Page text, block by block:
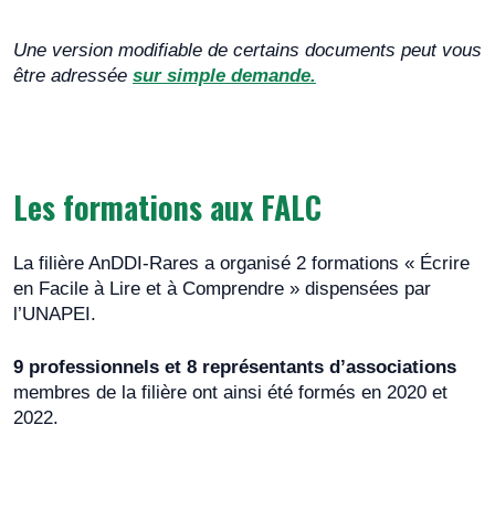
Transition
Professionnels Parcours de soins
Mallette « Je comprends ma différence »
Rares / DéfiScience et l’Association Française du
Syndrome d’Angelman
Une version modifiable de certains documents peut vous
être adressée sur simple demande.
Les formations aux FALC
La filière AnDDI-Rares a organisé 2 formations « Écrire
en Facile à Lire et à Comprendre » dispensées par
l’UNAPEI.
9 professionnels et 8 représentants d’associations
membres de la filière ont ainsi été formés en 2020 et
2022.